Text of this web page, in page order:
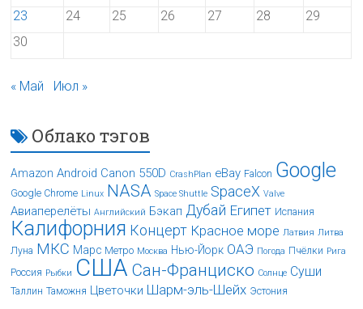
23
24 25 26 27 28
29
30
« Май Июл »
Облако тэгов
Amazon Android Canon 550D CrashPlan eBay Falcon Google
Google Chrome Linux NASA Space Shuttle SpaceX Valve
Авиаперелёты Английский Бэкап Дубай Египет Испания
Калифорния Концерт Красное море Латвия Литва
Луна МКС Марс Метро Москва Нью-Йорк ОАЭ Погода Пчёлки Рига
Россия Рыбки США Сан-Франциско Солнце Суши
Таллин Таможня Цветочки Шарм-эль-Шейх Эстония